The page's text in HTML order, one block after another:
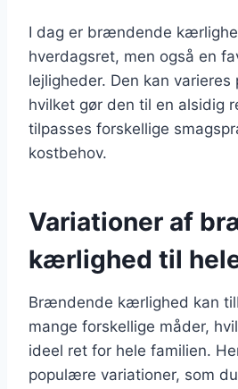
I dag er brændende
hverdagsret, men også en
lejligheder. Den kan varieres
hvilket gør den til en alsidig
tilpasses forskellige
kostbehov.
Variationer af
kærlighed til
Brændende kærlighed kan
mange forskellige måder,
ideel ret for hele familien.
populære variationer, som